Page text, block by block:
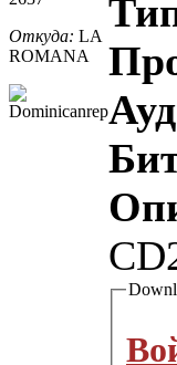
Откуда: LA
ROMANA